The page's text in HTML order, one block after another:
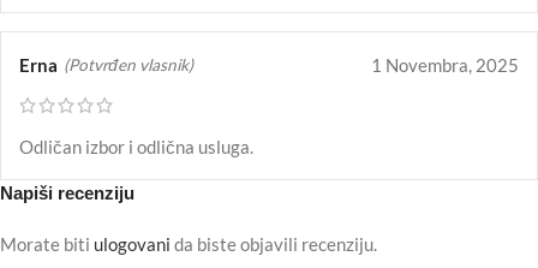
Erna (Potvrđen vlasnik) 1 Novembra, 2025
Odličan izbor i odlična usluga.
Napiši recenziju
Morate biti ulogovani da biste objavili recenziju.